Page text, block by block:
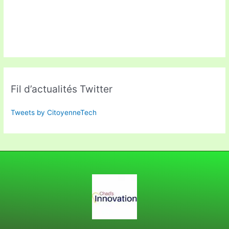
Fil d’actualités Twitter
Tweets by CitoyenneTech